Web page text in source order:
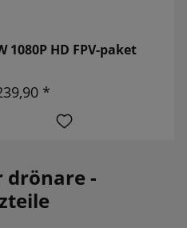
1080P HD FPV-paket
*
drönare -